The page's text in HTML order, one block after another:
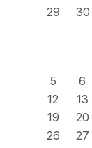
29
30
5
6
12
13
19
20
26
27